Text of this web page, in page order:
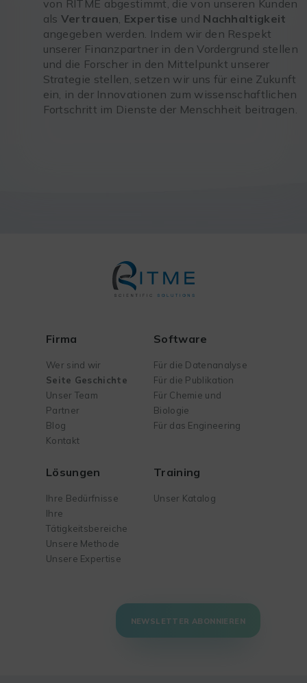
von RITME abgestimmt, die von unseren Kunden
als Vertrauen, Expertise und Nachhaltigkeit
angegeben werden. Indem wir den Respekt
unserer Finanzpartner in den Vordergrund stellen
und die Forscher in den Mittelpunkt unserer
Strategie stellen, setzen wir uns für eine Zukunft
ein, in der Innovationen zum wissenschaftlichen
Fortschritt im Dienste der Menschheit beitragen.
Firma
Wer sind wir
Seite Geschichte
Unser Team
Partner
Blog
Kontakt
Software
Für die Datenanalyse
Für die Publikation
Für Chemie und
Biologie
Für das Engineering
Lösungen
Ihre Bedürfnisse
Ihre
Tätigkeitsbereiche
Unsere Methode
Unsere Expertise
Training
Unser Katalog
NEWSLETTER ABONNIEREN